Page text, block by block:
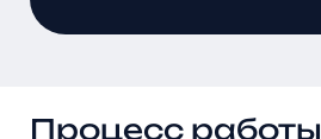
Процесс работы